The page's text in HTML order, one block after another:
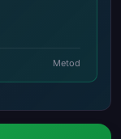
Metod